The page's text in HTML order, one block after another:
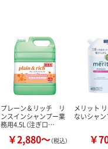
プレーン＆リッチ リ
ンスインシャンプー業
務用4.5L（注ぎ口…
￥2,880～（税込）
メリット
ないシャ
￥